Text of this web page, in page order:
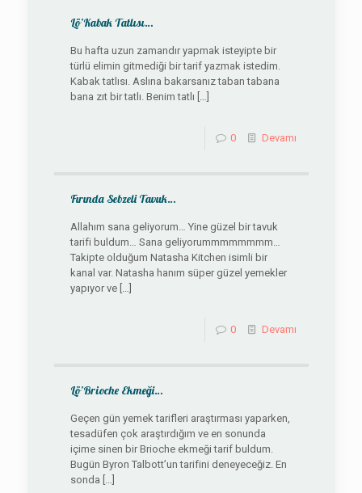
Lö’Kabak Tatlısı…
Bu hafta uzun zamandır yapmak isteyipte bir
türlü elimin gitmediği bir tarif yazmak istedim.
Kabak tatlısı. Aslına bakarsanız taban tabana
bana zıt bir tatlı. Benim tatlı […]
0 Devamı
Fırında Sebzeli Tavuk…
Allahım sana geliyorum… Yine güzel bir tavuk
tarifi buldum… Sana geliyorummmmmmmm…
Takipte olduğum Natasha Kitchen isimli bir
kanal var. Natasha hanım süper güzel yemekler
yapıyor ve[…]
0 Devamı
Lö’Brioche Ekmeği…
Geçen gün yemek tarifleri araştırması yaparken,
tesadüfen çok araştırdığım ve en sonunda
içime sinen bir Brioche ekmeği tarif buldum.
Bugün Byron Talbott’un tarifini deneyeceğiz. En
sonda […]